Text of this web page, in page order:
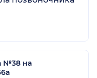
№38 на